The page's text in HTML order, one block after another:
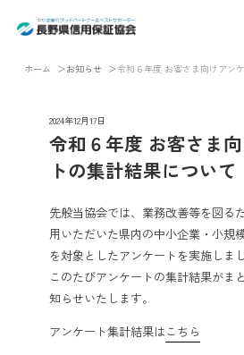
ホーム お知らせ 令和６年度 お客さま向けアン
2024年12月17日
令和６年度 お客さま
トの集計結果について
先般当協会では、業務改善等を図る
用いただいた県内の中小企業・小規
を対象としたアンケートを実施しまし
このたびアンケートの集計結果がま
知らせいたします。
アンケート集計結果はこちら